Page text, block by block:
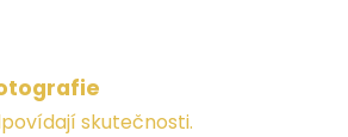
skutečnosti.